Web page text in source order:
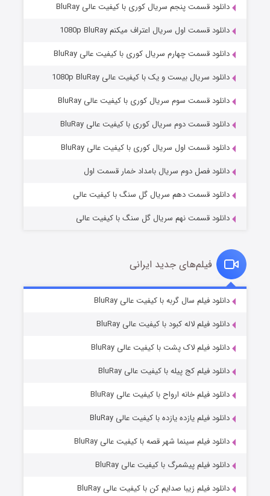
وستی ها
قسمت۱ (زیرنویس) منتشر شد
قسمت۶ (زیرنویس) منتشر شد
دانلود قسمت پنجم سریال کوری با کیفیت عالی BluRay
دانلود قسمت اول سریال اعتراف میکنم 1080p BluRay
دانلود قسمت چهارم سریال کوری با کیفیت عالی BluRay
دانلود سریال بیست و یک با کیفیت عالی 1080p BluRay
دانلود قسمت سوم سریال کوری با کیفیت عالی BluRay
دانلود قسمت دوم سریال کوری با کیفیت عالی BluRay
دانلود قسمت اول سریال کوری با کیفیت عالی BluRay
دانلود فصل دوم سریال بامداد خمار قسمت اول
دانلود قسمت دهم سریال گل سنگ با کیفیت عالی
دانلود قسمت نهم سریال گل سنگ با کیفیت عالی
فیلم‌های جدید ایرانی
دانلود فیلم سال گربه با کیفیت عالی BluRay
دانلود فیلم لاله کبود با کیفیت عالی BluRay
دانلود فیلم لاک پشت با کیفیت عالی BluRay
دانلود فیلم کج‌ پیله با کیفیت عالی BluRay
دانلود فیلم خانه ارواح با کیفیت عالی BluRay
دانلود فیلم یازده یازده با کیفیت عالی BluRay
دانلود فیلم سینما شهر قصه با کیفیت عالی BluRay
دانلود فیلم پیشمرگ با کیفیت عالی BluRay
دانلود فیلم زیبا صدایم کن با کیفیت عالی BluRay